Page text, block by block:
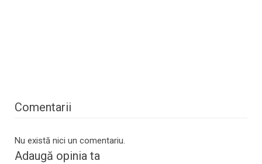
Comentarii
Nu există nici un comentariu.
Adaugă opinia ta